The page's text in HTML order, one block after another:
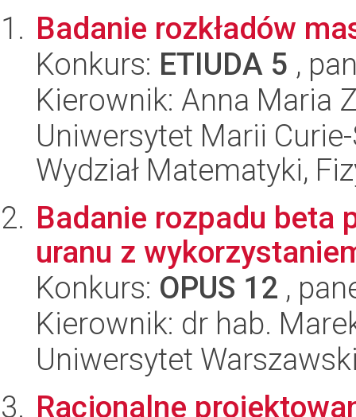
Badanie rozkładów
Konkurs: ETIUDA 5 ,
Kierownik: Anna Maria
Uniwersytet Marii
Wydział Matematyki,
Badanie rozpadu beta
uranu z
Konkurs: OPUS 12 ,
Kierownik: dr hab.
Uniwersytet
Racjonalne